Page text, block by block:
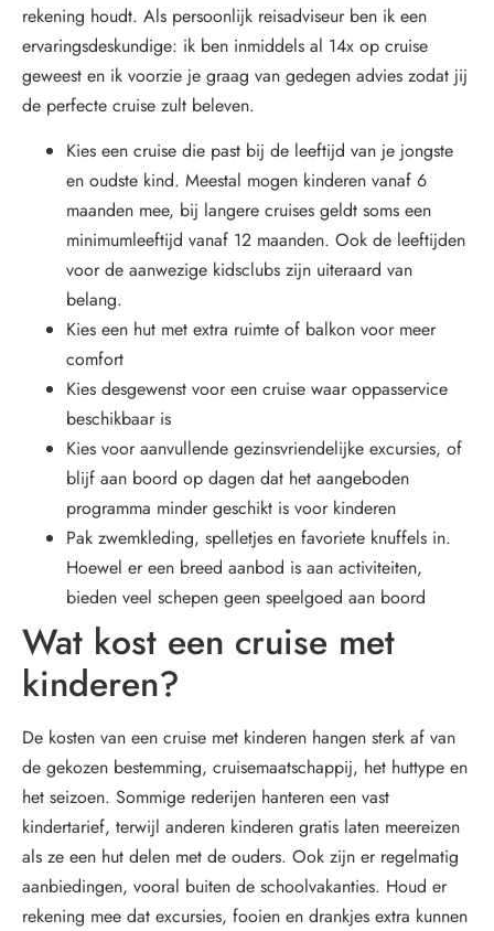
rekening houdt. Als persoonlijk reisadviseur ben ik een
ervaringsdeskundige: ik ben inmiddels al 14x op cruise
geweest en ik voorzie je graag van gedegen advies zodat jij
de perfecte cruise zult beleven.
Kies een cruise die past bij de leeftijd van je jongste
en oudste kind. Meestal mogen kinderen vanaf 6
maanden mee, bij langere cruises geldt soms een
minimumleeftijd vanaf 12 maanden. Ook de leeftijden
voor de aanwezige kidsclubs zijn uiteraard van
belang.
Kies een hut met extra ruimte of balkon voor meer
comfort
Kies desgewenst voor een cruise waar oppasservice
beschikbaar is
Kies voor aanvullende gezinsvriendelijke excursies, of
blijf aan boord op dagen dat het aangeboden
programma minder geschikt is voor kinderen
Pak zwemkleding, spelletjes en favoriete knuffels in.
Hoewel er een breed aanbod is aan activiteiten,
bieden veel schepen geen speelgoed aan boord
Wat kost een cruise met
kinderen?
De kosten van een cruise met kinderen hangen sterk af van
de gekozen bestemming, cruisemaatschappij, het huttype en
het seizoen. Sommige rederijen hanteren een vast
kindertarief, terwijl anderen kinderen gratis laten meereizen
als ze een hut delen met de ouders. Ook zijn er regelmatig
aanbiedingen, vooral buiten de schoolvakanties. Houd er
rekening mee dat excursies, fooien en drankjes extra kunnen